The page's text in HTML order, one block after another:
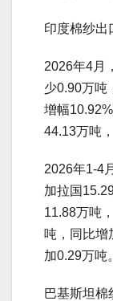
印度棉纱出
2026年4月
少0.90万吨
增幅
44.13万吨
2026年1-4
加拉国
11.88万吨
吨，同比增
加0.29万吨。
巴基斯坦棉